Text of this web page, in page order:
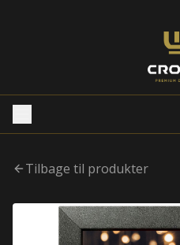
Tilbage til produkter